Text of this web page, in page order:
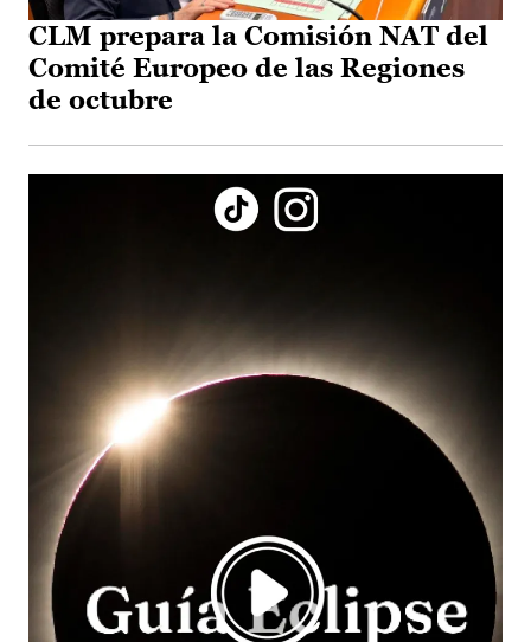
CLM prepara la Comisión NAT del
Comité Europeo de las Regiones
de octubre